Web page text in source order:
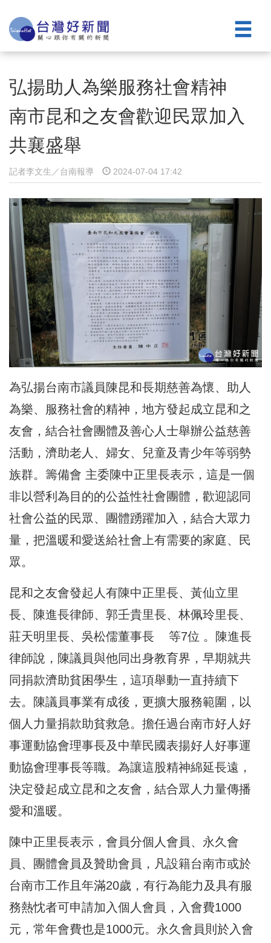
弘揚助人為樂服務社會精神
南市昆和之友會歡迎民眾加入
共襄盛舉
記者李文生／台南報導 2024-07-04 17:42
為弘揚台南市議員陳昆和長期慈善為懷、助人
為樂、服務社會的精神，地方發起成立昆和之
友會，結合社會團體及善心人士舉辦公益慈善
活動，濟助老人、婦女、兒童及青少年等弱勢
族群。籌備會 主委陳中正里長表示，這是一個
非以營利為目的的公益性社會團體，歡迎認同
社會公益的民眾、團體踴躍加入，結合大眾力
量，把溫暖和愛送給社會上有需要的家庭、民
眾。
昆和之友會發起人有陳中正里長、黃仙立里
長、陳進長律師、郭壬貴里長、林佩玲里長、
莊天明里長、吳松儒董事長 等7位 。陳進長
律師說，陳議員與他同出身教育界，早期就共
同捐款濟助貧困學生，這項舉動一直持續下
去。陳議員事業有成後，更擴大服務範圍，以
個人力量捐款助貧救急。擔任過台南市好人好
事運動協會理事長及中華民國表揚好人好事運
動協會理事長等職。為讓這股精神綿延長遠，
決定發起成立昆和之友會，結合眾人力量傳播
愛和溫暖。
陳中正里長表示，會員分個人會員、永久會
員、團體會員及贊助會員，凡設籍台南市或於
台南市工作且年滿20歲，有行為能力及具有服
務熱忱者可申請加入個人會員，入會費1000
元，常年會費也是1000元。永久會員則於入會